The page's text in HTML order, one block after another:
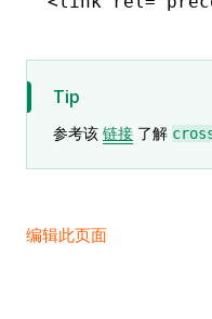
Tip
参考该 链接 了解
编辑此页面